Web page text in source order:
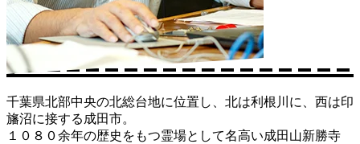
千葉県北部中央の北総台地に位置し、北は利根川に、西は印
旛沼に接する成田市。
１０８０余年の歴史をもつ霊場として名高い成田山新勝寺